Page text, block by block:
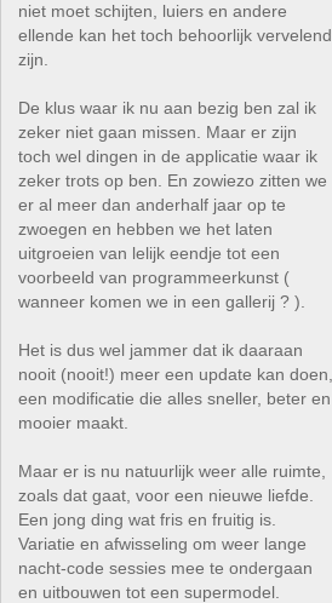
niet moet schijten, luiers en andere
ellende kan het toch behoorlijk vervelend
zijn.
De klus waar ik nu aan bezig ben zal ik
zeker niet gaan missen. Maar er zijn
toch wel dingen in de applicatie waar ik
zeker trots op ben. En zowiezo zitten we
er al meer dan anderhalf jaar op te
zwoegen en hebben we het laten
uitgroeien van lelijk eendje tot een
voorbeeld van programmeerkunst (
wanneer komen we in een gallerij ? ).
Het is dus wel jammer dat ik daaraan
nooit (nooit!) meer een update kan doen,
een modificatie die alles sneller, beter en
mooier maakt.
Maar er is nu natuurlijk weer alle ruimte,
zoals dat gaat, voor een nieuwe liefde.
Een jong ding wat fris en fruitig is.
Variatie en afwisseling om weer lange
nacht-code sessies mee te ondergaan
en uitbouwen tot een supermodel.